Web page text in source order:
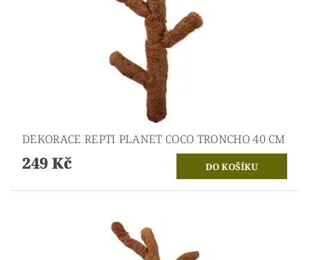
DEKORACE REPTI PLANET COCO TRONCHO 40 CM
249 Kč